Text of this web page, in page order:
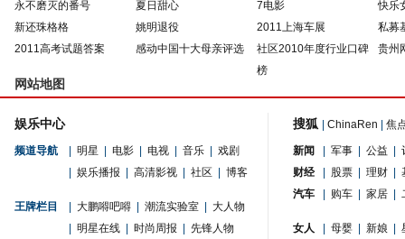
永不磨灭的番号 夏日甜心 7电影
快乐
新还珠格格
姚明退役 2011上海车展
私募
2011高考试题答案
感动中国十大母亲评选
社区2010年度行业口碑
榜
贵州
网站地图
娱乐中心
频道导航 明星 电影 电视 音乐
戏剧
娱乐播报 高清影视 社区 博客
王牌栏目 大鹏嘚吧嘚 潮流实验室
大人物
明星在线 时尚周报 先锋人物
搜狐 ChinaRen 焦
新闻 军事 公益
财经
股票 理财
汽车
购车 家居
女人 母婴 新娘